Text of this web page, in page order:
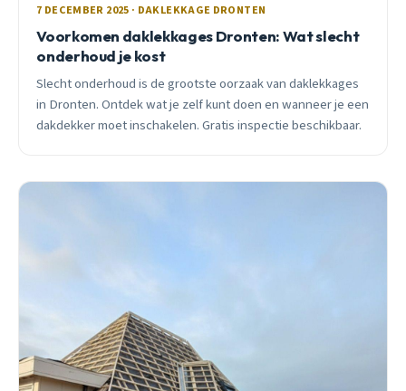
7 DECEMBER 2025 · DAKLEKKAGE DRONTEN
Voorkomen daklekkages Dronten: Wat slecht
onderhoud je kost
Slecht onderhoud is de grootste oorzaak van daklekkages
in Dronten. Ontdek wat je zelf kunt doen en wanneer je een
dakdekker moet inschakelen. Gratis inspectie beschikbaar.